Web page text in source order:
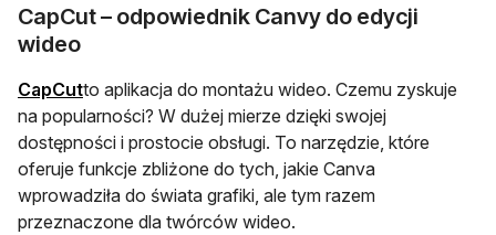
CapCut – odpowiednik Canvy do edycji
wideo
CapCutotwiera się w nowej karcie
to aplikacja do montażu wideo. Czemu zyskuje
na popularności? W dużej mierze dzięki swojej
dostępności i prostocie obsługi. To narzędzie, które
oferuje funkcje zbliżone do tych, jakie Canva
wprowadziła do świata grafiki, ale tym razem
przeznaczone dla twórców wideo.